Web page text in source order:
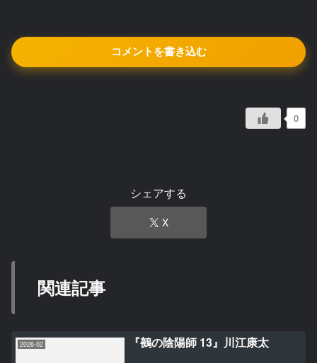
コメントを書き込む
0
シェアする
X
関連記事
2026-02 『鵺の陰陽師 13』川江康太